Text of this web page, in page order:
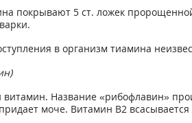
покрывают 5 ст. ложек
в организм тиамина
Название «рибофлавин»
моче. Витамин В2